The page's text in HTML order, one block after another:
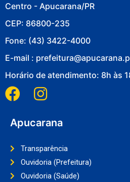
Centro - Apucarana/PR
CEP: 86800-235
Fone: (43) 3422-4000
E-mail :
Horário de atendimento: 8h às
Apucarana
Transparência
Ouvidoria (Prefeitura)
Ouvidoria (Saúde)